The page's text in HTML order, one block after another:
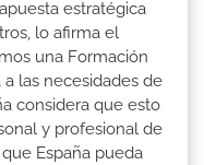
estratégica
lo afirma el
una Formación
las necesidades de
considera que esto
y profesional de
España pueda